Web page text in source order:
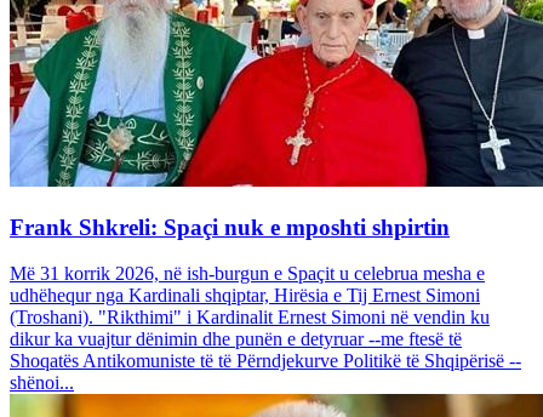
Frank Shkreli: Spaçi nuk e mposhti shpirtin
Më 31 korrik 2026, në ish-burgun e Spaçit u celebrua mesha e
udhëhequr nga Kardinali shqiptar, Hirësia e Tij Ernest Simoni
(Troshani). "Rikthimi" i Kardinalit Ernest Simoni në vendin ku
dikur ka vuajtur dënimin dhe punën e detyruar --me ftesë të
Shoqatës Antikomuniste të të Përndjekurve Politikë të Shqipërisë --
shënoi...